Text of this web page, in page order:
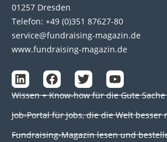
01257 Dresden
Telefon: +49 (0)351 87627-80
service@fundraising-magazin.de
www.fundraising-magazin.de
L
i
n
k
e
d
F
a
c
e
b
o
T
w
i
t
e
Y
o
u
t
u
b
Wissen + Know-how für die Gute Sache
Job-Portal für Jobs, die die Welt besser
Fundraising-Magazin lesen und